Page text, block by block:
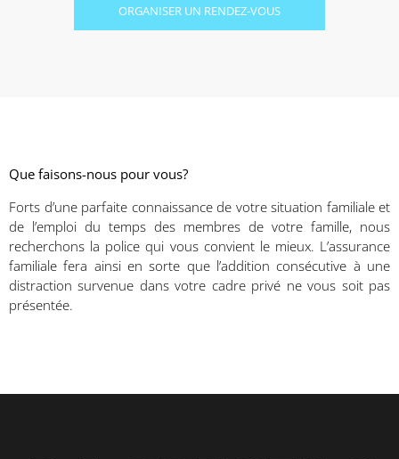
ORGANISER UN RENDEZ-VOUS
Que faisons-nous pour vous?
Forts d’une parfaite connaissance de votre situation familiale et
de l’emploi du temps des membres de votre famille, nous
recherchons la police qui vous convient le mieux. L’assurance
familiale fera ainsi en sorte que l’addition consécutive à une
distraction survenue dans votre cadre privé ne vous soit pas
présentée.